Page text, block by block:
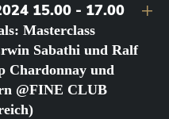
15.00 - 17.00
Masterclass
Sabathi und Ralf
Chardonnay und
@FINE CLUB